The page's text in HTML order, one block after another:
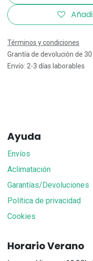
Términos y condiciones
Grantía de devolución de 30
Envío: 2-3 días laborables
Ayuda
Envíos
Aclimatación
Garantías/Devoluciones
Política de privacidad
Cookies
Horario Verano